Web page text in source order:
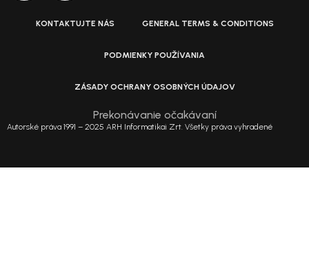
KONTAKTUJTE NÁS GENERAL TERMS & CONDITIONS
PODMIENKY POUŽÍVANIA
ZÁSADY OCHRANY OSOBNÝCH ÚDAJOV
Prekonávanie očakávaní
Autorské práva 1991 – 2025 ARH Informatikai Zrt. Všetky práva vyhradené